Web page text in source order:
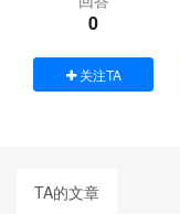
0
关注TA
TA的文章